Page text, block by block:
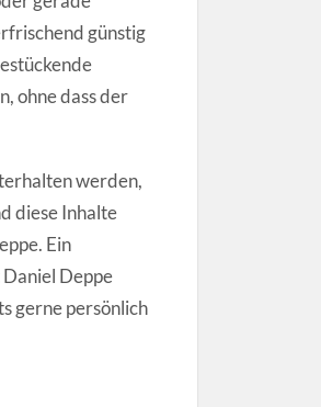
günstig
ohne dass der
werden,
diese Inhalte
Ein
Deppe
gerne persönlich